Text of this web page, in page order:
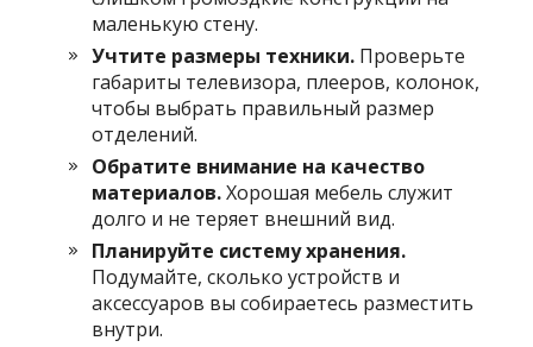
маленькую стену.
Учтите размеры техники. Проверьте
габариты телевизора, плееров, колонок,
чтобы выбрать правильный размер
отделений.
Обратите внимание на качество
материалов.Хорошая мебель служит
долго и не теряет внешний вид.
Планируйте систему хранения.
Подумайте, сколько устройств и
аксессуаров вы собираетесь разместить
внутри.